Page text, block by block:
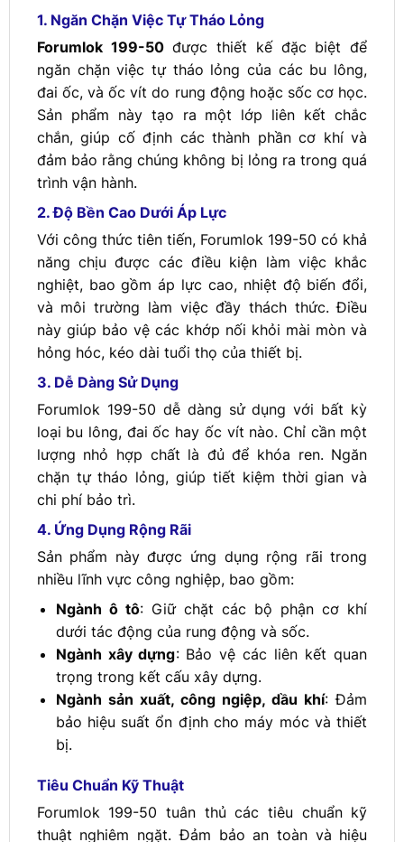
1. Ngăn Chặn Việc Tự Tháo Lỏng
Forumlok 199-50được thiết kế đặc biệt để
ngăn chặn việc tự tháo lỏng của các bu lông,
đai ốc, và ốc vít do rung động hoặc sốc cơ học.
Sản phẩm này tạo ra một lớp liên kết chắc
chắn, giúp cố định các thành phần cơ khí và
đảm bảo rằng chúng không bị lỏng ra trong quá
trình vận hành.
2. Độ Bền Cao Dưới Áp Lực
Với công thức tiên tiến, Forumlok 199-50 có khả
năng chịu được các điều kiện làm việc khắc
nghiệt, bao gồm áp lực cao, nhiệt độ biến đổi,
và môi trường làm việc đầy thách thức. Điều
này giúp bảo vệ các khớp nối khỏi mài mòn và
hỏng hóc, kéo dài tuổi thọ của thiết bị.
3. Dễ Dàng Sử Dụng
Forumlok 199-50 dễ dàng sử dụng với bất kỳ
loại bu lông, đai ốc hay ốc vít nào. Chỉ cần một
lượng nhỏ hợp chất là đủ để khóa ren. Ngăn
chặn tự tháo lỏng, giúp tiết kiệm thời gian và
chi phí bảo trì.
4. Ứng Dụng Rộng Rãi
Sản phẩm này được ứng dụng rộng rãi trong
nhiều lĩnh vực công nghiệp, bao gồm:
Ngành ô tô: Giữ chặt các bộ phận cơ khí
dưới tác động của rung động và sốc.
Ngành xây dựng: Bảo vệ các liên kết quan
trọng trong kết cấu xây dựng.
Ngành sản xuất, công ngiệp, dầu khí: Đảm
bảo hiệu suất ổn định cho máy móc và thiết
bị.
Tiêu Chuẩn Kỹ Thuật
Forumlok 199-50 tuân thủ các tiêu chuẩn kỹ
thuật nghiêm ngặt. Đảm bảo an toàn và hiệu